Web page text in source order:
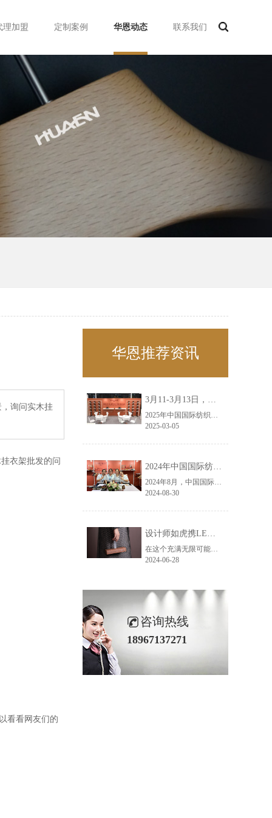
理加盟 定制案例 华恩动态 联系我们
询问实木挂
衣架批发的问
看看网友们的
华恩推荐资讯
3月11-3月13日，华恩诚邀您共赴上海面辅料春夏展——华恩
2025年中国国际纺织面料及辅料（春夏）博览会即将盛大开启！感谢您对华恩品牌的关注！3.11-3.13，杭州华恩（LEMONLEE）诚邀您共赴这场春日的宴会！
2025-03-05
2024年中国国际纺织面料及辅料（秋冬）博览会完美收官！——华恩
2024年8月，中国国际纺织面料及辅料（秋冬）博览会完美收官！作为一家拥有30年历史的专业衣架制造商，我们非常荣幸能够参与这一盛会，并在此期间与众多客户进行了广泛而深入的交流。
2024-08-30
设计师如虎携LEMONLEE红雪松礼盒荣获第六届未来·已来香港新锐当代设计奖铜奖
在这个充满无限可能的2024年夏季，LEMONLEE品牌设计师如虎以其非凡的创意与对自然的深刻理解，精心打造的红雪松木球礼盒，在“2024未来·已来——第六届香港新锐当代设计奖”中摘得铜奖。这不仅是对设计师如虎原创设计能力的嘉奖，更是对LEMONLEE品牌的高度认可。
2024-06-28
咨询热线
18967137271